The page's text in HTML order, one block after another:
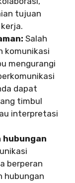
tujuan
Salah
komunikasi
mengurangi
dapat
timbul
interpretasi
hubungan
berperan
hubungan